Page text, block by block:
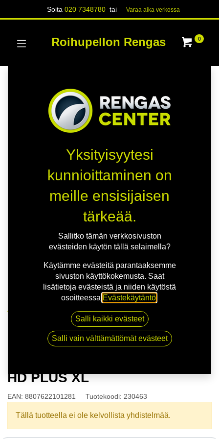
Soita020 7348780 tai Varaa aika verk​​​​ossa
Roihupellon Rengas 0
145/65R15 72T NEXEN N'BLUE HD PLUS XL
HD PLUS XL
EAN: 8807622101281 Tuotekoodi: 230463
Tällä tuotteella ei ole kelvollista yhdistelmää.
Yksityisyytesi
kunnioittaminen on
meille ensisijaisen
tärkeää.
Sallitko tämän verkkosivuston
evästeiden käytön tällä selaimella?
Käytämme evästeitä parantaaksemme
sivuston käyttökokemusta. Saat
lisätietoja evästeistä ja niiden käytöstä
osoitteessa Evästekäytäntö
Salli kaikki evästeet
Salli vain välttämättömät evästeet